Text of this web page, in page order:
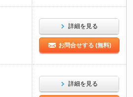
詳細を見る
お問合せする (無料)
詳細を見る